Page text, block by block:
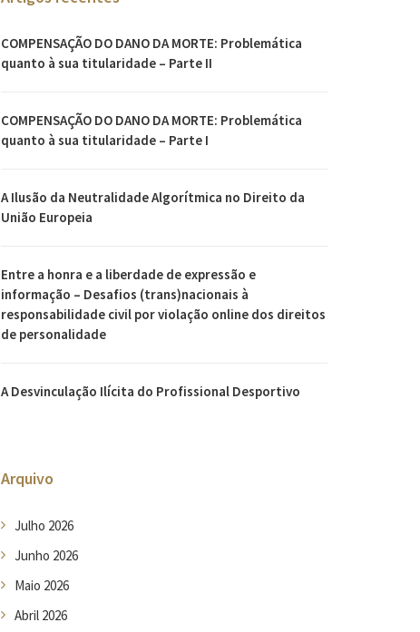
COMPENSAÇÃO DO DANO DA MORTE: Problemática
quanto à sua titularidade – Parte II
COMPENSAÇÃO DO DANO DA MORTE: Problemática
quanto à sua titularidade – Parte I
A Ilusão da Neutralidade Algorítmica no Direito da
União Europeia
Entre a honra e a liberdade de expressão e
informação – Desafios (trans)nacionais à
responsabilidade civil por violação online dos direitos
de personalidade
A Desvinculação Ilícita do Profissional Desportivo
Arquivo
Julho 2026
Junho 2026
Maio 2026
Abril 2026